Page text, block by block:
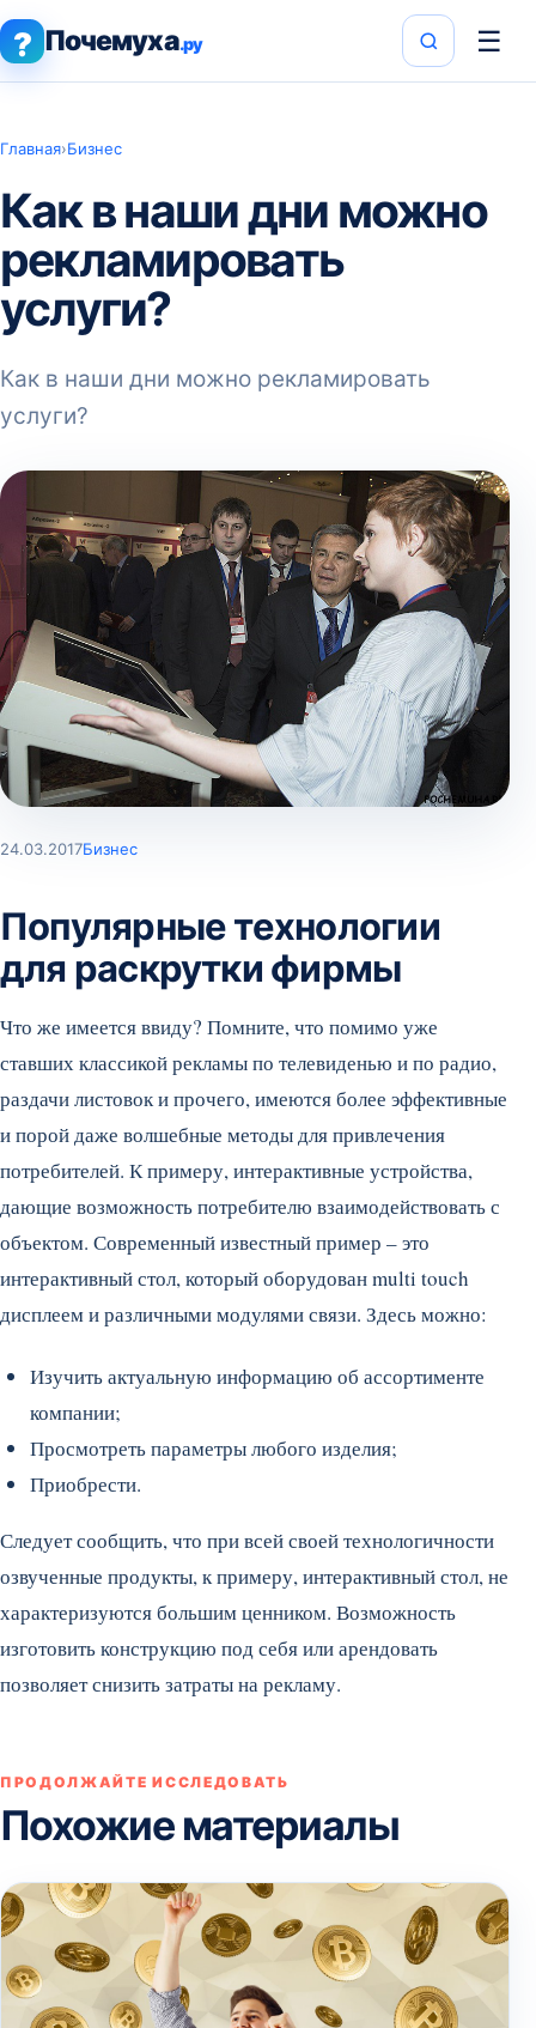
? Почемуха.ру ☰
Главная›Бизнес
Как в наши дни можно
рекламировать
услуги?
Как в наши дни можно рекламировать
услуги?
24.03.2017Бизнес
Популярные технологии
для раскрутки фирмы
Что же имеется ввиду? Помните, что помимо уже
ставших классикой рекламы по телевиденью и по радио,
раздачи листовок и прочего, имеются более эффективные
и порой даже волшебные методы для привлечения
потребителей. К примеру, интерактивные устройства,
дающие возможность потребителю взаимодействовать с
объектом. Современный известный пример – это
интерактивный стол, который оборудован multi touch
дисплеем и различными модулями связи. Здесь можно:
Изучить актуальную информацию об ассортименте
компании;
Просмотреть параметры любого изделия;
Приобрести.
Следует сообщить, что при всей своей технологичности
озвученные продукты, к примеру, интерактивный стол, не
характеризуются большим ценником. Возможность
изготовить конструкцию под себя или арендовать
позволяет снизить затраты на рекламу.
ПРОДОЛЖАЙТЕ ИССЛЕДОВАТЬ
Похожие материалы